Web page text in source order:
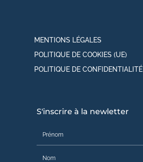
MENTIONS LÉGALES
POLITIQUE DE COOKIES (UE)
POLITIQUE DE CONFIDENTIALITÉ
S'inscrire à la newletter